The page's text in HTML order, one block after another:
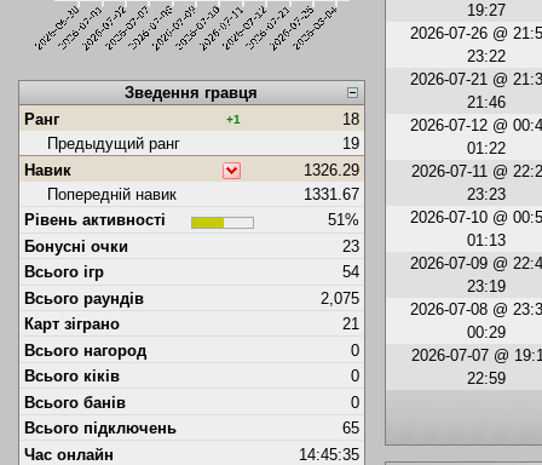
Зведення гравця
Ранг
+1
18
Предыдущий ранг
19
Навик
1326.29
Попередній навик
1331.67
Рівень активності
51%
Бонусні очки
23
Всього ігр
54
Всього раундів
2,075
Карт зіграно
21
Всього нагород
0
Всього кіків
0
Всього банів
0
Всього підключень
65
Час онлайн
14:45:35
19:27
2026-07-26 @
23:22
2026-07-21 @
21:46
2026-07-12 @
01:22
2026-07-11 @
23:23
2026-07-10 @
01:13
2026-07-09 @
23:19
2026-07-08 @
00:29
2026-07-07 @
22:59